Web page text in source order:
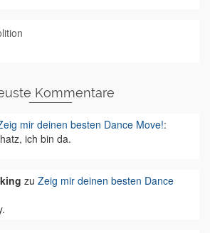
Kommentare
mir deinen besten Dance Move!:
ich bin da.
zu Zeig mir deinen besten Dance